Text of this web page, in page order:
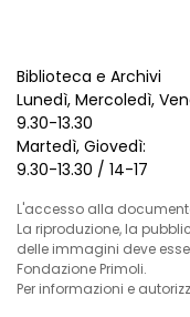
Biblioteca e Archivi
Lunedì, Mercoledì,
9.30-13.30
Martedì, Giovedì:
9.30-13.30 / 14-17
L'accesso alla
La riproduzione, la
delle immagini deve
Fondazione Primoli.
Per informazioni e